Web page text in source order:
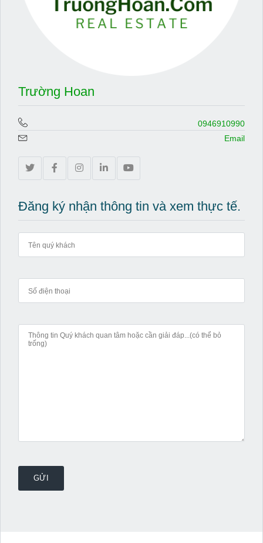
Trường Hoan
0946910990
Email
Đăng ký nhận thông tin và xem thực tế.